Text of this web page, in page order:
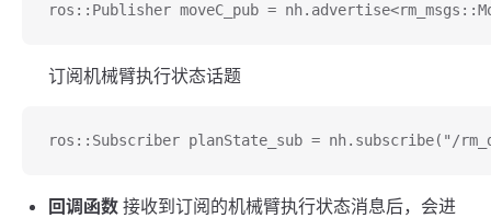
ros::Publisher moveC_pub =
订阅机械臂执行状态话题
ros::Subscriber planState_sub = nh.subscribe("/
回调函数 接收到订阅的机械臂执行状态消息后，会进